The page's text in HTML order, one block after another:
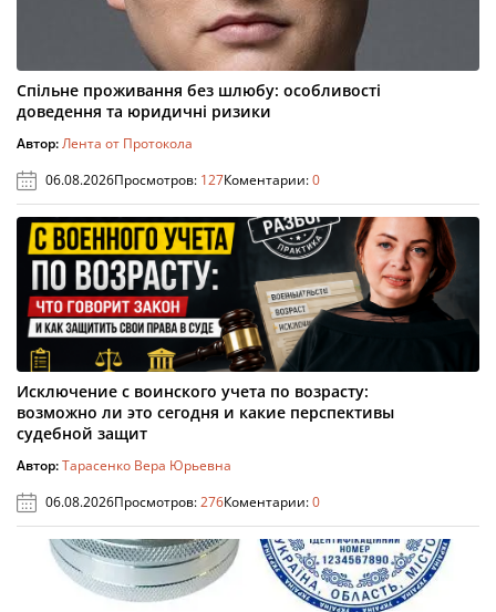
Спільне проживання без шлюбу: особливості
доведення та юридичні ризики
Автор:Лента от Протокола
06.08.2026Просмотров: 127Коментарии:0
Исключение с воинского учета по возрасту:
возможно ли это сегодня и какие перспективы
судебной защит
Автор:Тарасенко Вера Юрьевна
06.08.2026Просмотров:276Коментарии:0